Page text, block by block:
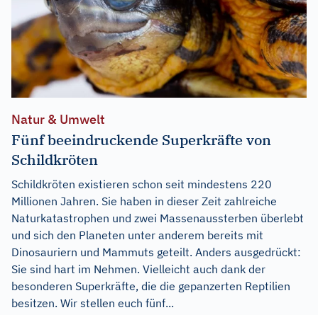
Natur & Umwelt
Fünf beeindruckende Superkräfte von
Schildkröten
Schildkröten existieren schon seit mindestens 220
Millionen Jahren. Sie haben in dieser Zeit zahlreiche
Naturkatastrophen und zwei Massenaussterben überlebt
und sich den Planeten unter anderem bereits mit
Dinosauriern und Mammuts geteilt. Anders ausgedrückt:
Sie sind hart im Nehmen. Vielleicht auch dank der
besonderen Superkräfte, die die gepanzerten Reptilien
besitzen. Wir stellen euch fünf...